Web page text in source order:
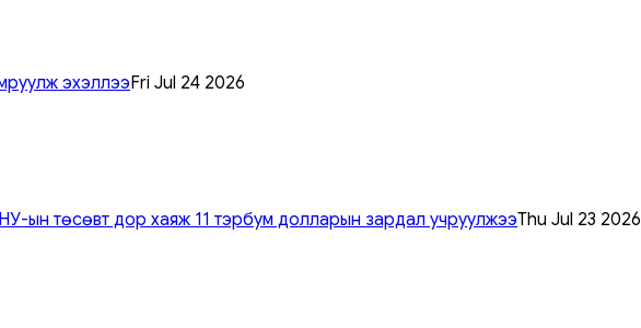
эхэллээFri Jul 24 2026
ын төсөвт дор хаяж 11 тэрбум долларын зардал учруулжээThu Jul 23 2026